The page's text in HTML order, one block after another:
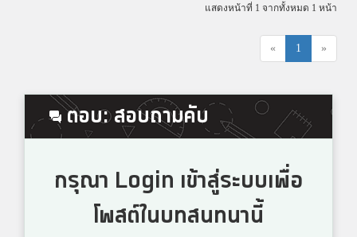
แสดงหน้าที่ 1 จากทั้งหมด 1 หน้า
« 1 »
ตอบ: สอบถามคับ
กรุณา Login เข้าสู่ระบบเพื่อ
โพสต์ในบทสนทนานี้